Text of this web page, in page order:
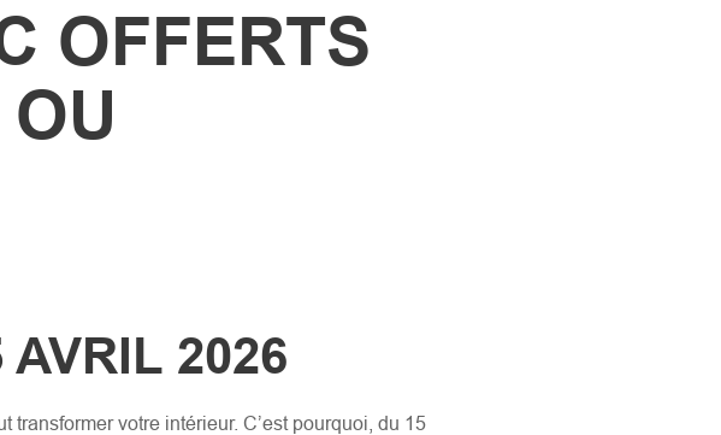
OFFERTS
2026
votre intérieur. C’est pourquoi, du 15